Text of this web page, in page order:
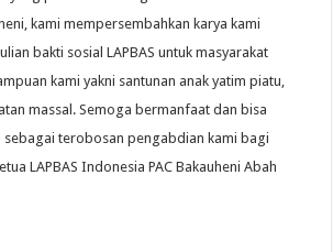
kami mempersembahkan karya kami
bakti sosial LAPBAS untuk masyarakat
kami yakni santunan anak yatim piatu,
massal. Semoga bermanfaat dan bisa
sebagai terobosan pengabdian kami bagi
LAPBAS Indonesia PAC Bakauheni Abah